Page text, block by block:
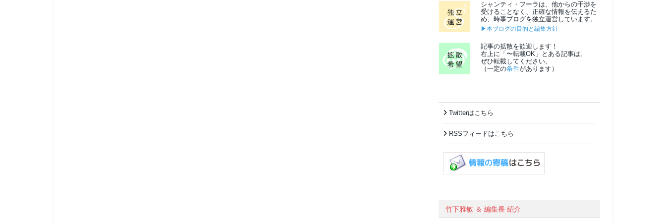
シャンティ・フーラは、他からの干渉を
受けることなく、正確な情報を伝えるた
め、時事ブログを独立運営しています。
▶本ブログの目的と編集方針
記事の拡散を歓迎します！
右上に「〜転載OK」とある記事は、
ぜひ転載してください。
（一定の条件があります）
Twitterはこちら
RSSフィードはこちら
竹下雅敏 ＆ 編集長 紹介